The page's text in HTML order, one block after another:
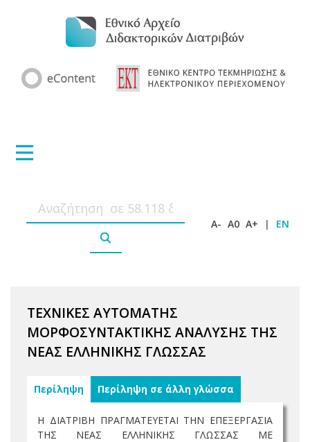
A- A0 A+ | EN
ΤΕΧΝΙΚΕΣ ΑΥΤΟΜΑΤΗΣ
ΜΟΡΦΟΣΥΝΤΑΚΤΙΚΗΣ ΑΝΑΛΥΣΗΣ ΤΗΣ
ΝΕΑΣ ΕΛΛΗΝΙΚΗΣ ΓΛΩΣΣΑΣ
Περίληψη Περίληψη σε άλλη γλώσσα
Η ΔΙΑΤΡΙΒΗ ΠΡΑΓΜΑΤΕΥΕΤΑΙ ΤΗΝ ΕΠΕΞΕΡΓΑΣΙΑ
ΤΗΣ ΝΕΑΣ ΕΛΛΗΝΙΚΗΣ ΓΛΩΣΣΑΣ ΜΕ